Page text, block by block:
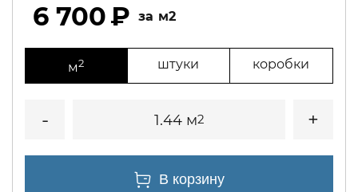
6 700 м2
м2 штуки коробки
1.44 м2